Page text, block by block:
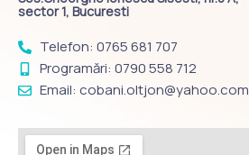
sector 1, Bucuresti
Telefon: 0765 681 707
Programări: 0790 558 712
Email: cobani.oltjon@yahoo.com